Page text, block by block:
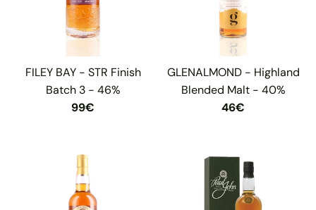
FILEY BAY - STR Finish
Batch 3 - 46%
99€
GLENALMOND - Highland
Blended Malt - 40%
46€